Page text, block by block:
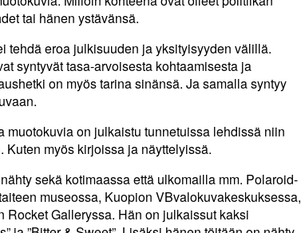
tai hänen ystävänsä.
tehdä eroa julkisuuden ja yksityisyyden välillä.
syntyvät tasa-arvoisesta kohtaamisesta ja
on myös tarina sinänsä. Ja samalla syntyy
muotokuvia on julkaistu tunnetuissa lehdissä niin
myös kirjoissa ja näyttelyissä.
sekä kotimaassa että ulkomailla mm. Polaroid-
museossa, Kuopion VBvalokuvakeskuksessa,
Rocket Galleryssa. Hän on julkaissut kaksi